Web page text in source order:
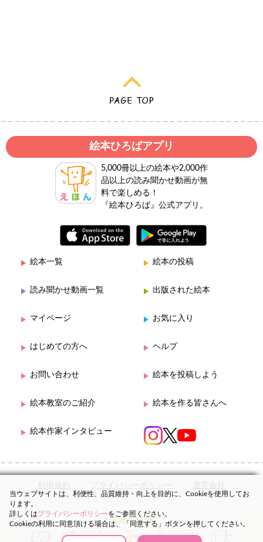
絵本ひろばアプリ
5,000冊以上の絵本や2,000作
品以上の読み聞かせ動画が無
料で楽しめる！
『絵本ひろば』公式アプリ。
絵本一覧 絵本の投稿
読み聞かせ動画一覧 出版された絵本
マイページ お気に入り
はじめての方へ ヘルプ
お問い合わせ 絵本を投稿しよう
絵本教室のご紹介 絵本を作る皆さんへ
絵本作家インタビュー
利用規約 プライバシーポリシー 運営会社
当ウェブサイトは、利便性、品質維持・向上を目的に、Cookieを使用してお
ります。
詳しくはプライバシーポリシーをご参照ください。
Cookieの利用に同意頂ける場合は、「同意する」ボタンを押してください。